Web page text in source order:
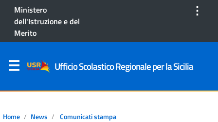
Ministero
dell'Istruzione e del
Merito
⋮
Ufficio Scolastico Regionale per la Sicilia
Home News Comunicati stampa